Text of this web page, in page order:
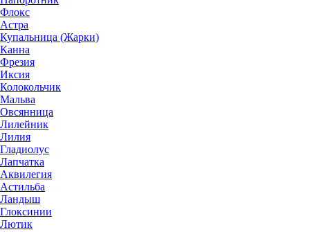
Флокс
Астра
Купальница (Жарки)
Канна
Фрезия
Иксия
Колокольчик
Мальва
Овсянница
Лилейник
Лилия
Гладиолус
Лапчатка
Аквилегия
Астильба
Ландыш
Глоксинии
Лютик